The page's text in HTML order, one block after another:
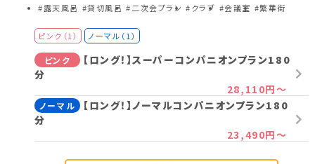
#露天風呂 #貸切風呂 #二次会プラン #クラブ #会議室 #繁華街
ピンク（1） ノーマル（1）
ピンク
【ロング！】スーパーコンパニオンプラン180
分
28,110円～
ノーマル
【ロング！】ノーマルコンパニオンプラン180
分
23,490円～